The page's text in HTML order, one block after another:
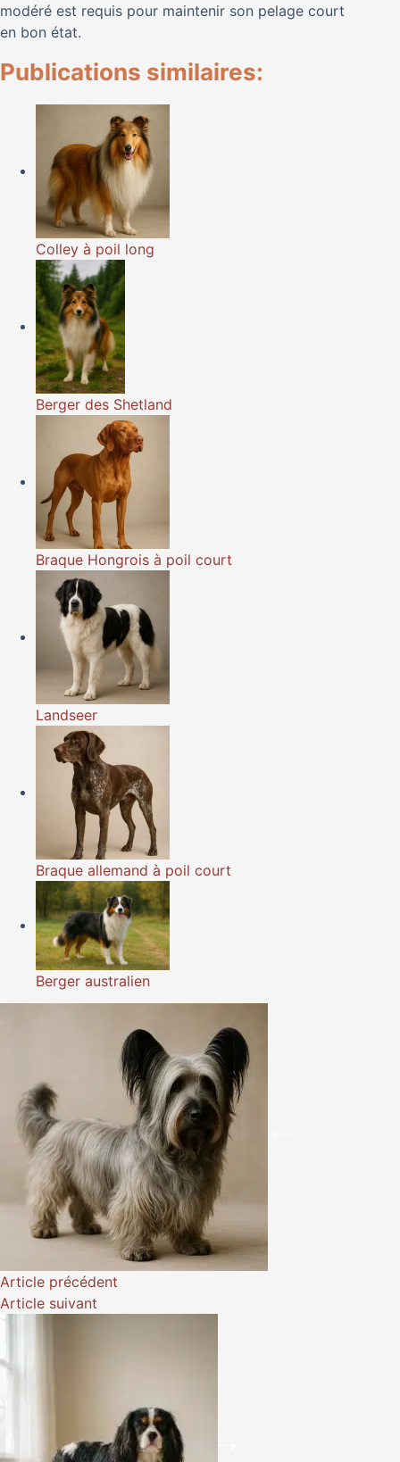
modéré est requis pour maintenir son pelage court
en bon état.
Publications similaires:
Colley à poil long
Berger des Shetland
Braque Hongrois à poil court
Landseer
Braque allemand à poil court
Berger australien
Article précédent
Article suivant